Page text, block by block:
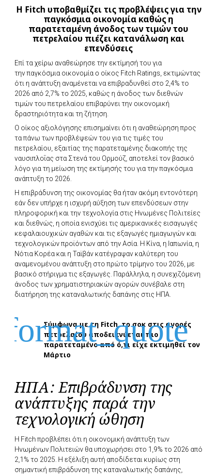
Η Fitch υποβαθμίζει τις προβλέψεις για την
παγκόσμια οικονομία καθώς η
παρατεταμένη άνοδος των τιμών του
πετρελαίου πιέζει κατανάλωση και
επενδύσεις
Επί τα χείρω αναθεώρησε την εκτίμησή του για
την παγκόσμια οικονομία ο οίκος Fitch Ratings, εκτιμώντας
ότι η ανάπτυξη αναμένεται να επιβραδυνθεί στο 2,4% το
2026 από 2,7% το 2025, καθώς η άνοδος των διεθνών
τιμών του πετρελαίου επιβαρύνει την οικονομική
δραστηριότητα και τη ζήτηση.
Ο οίκος αξιολόγησης επισημαίνει ότι η αναθεώρηση προς
τα πάνω των προβλέψεών του για τις τιμές του
πετρελαίου, εξαιτίας της παρατεταμένης διακοπής της
ναυσιπλοΐας στα Στενά του Ορμούζ, αποτελεί τον βασικό
λόγο για τη μείωση της εκτίμησής του για την παγκόσμια
ανάπτυξη το 2026.
Η επιβράδυνση της οικονομίας θα ήταν ακόμη εντονότερη
εάν δεν υπήρχε η ισχυρή αύξηση των επενδύσεων στην
πληροφορική και την τεχνολογία στις Ηνωμένες Πολιτείες
και διεθνώς, η οποία ενισχύει τις αμερικανικές εισαγωγές
κεφαλαιουχικών αγαθών και τις εξαγωγές ημιαγωγών και
τεχνολογικών προϊόντων από την Ασία. Η Κίνα, η Ιαπωνία, η
Νότια Κορέα και η Ταϊβάν κατέγραψαν καλύτερη του
αναμενομένου ανάπτυξη στο πρώτο τρίμηνο του 2026, με
βασικό στήριγμα τις εξαγωγές. Παράλληλα, η συνεχιζόμενη
άνοδος των χρηματιστηριακών αγορών συνέβαλε στη
διατήρηση της καταναλωτικής δαπάνης στις ΗΠΑ.
Σύμφωνα με τη Fitch, το σοκ στις αγορές
πετρελαίου αποδεικνύεται πιο
παρατεταμένο από ό,τι είχε εκτιμηθεί τον
Μάρτιο
ΗΠΑ: Επιβράδυνση της
ανάπτυξης παρά την
τεχνολογική ώθηση
Η Fitch προβλέπει ότι η οικονομική ανάπτυξη των
Ηνωμένων Πολιτειών θα υποχωρήσει στο 1,9% το 2026 από
2,1% το 2025. Η εξέλιξη αυτή αποδίδεται κυρίως στη
σημαντική επιβράδυνση της καταναλωτικής δαπάνης,